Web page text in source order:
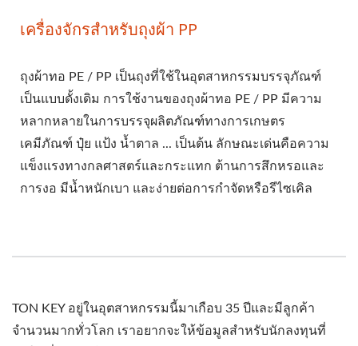
เครื่องจักรสำหรับถุงผ้า PP
ถุงผ้าทอ PE / PP เป็นถุงที่ใช้ในอุตสาหกรรมบรรจุภัณฑ์
เป็นแบบดั้งเดิม การใช้งานของถุงผ้าทอ PE / PP มีความ
หลากหลายในการบรรจุผลิตภัณฑ์ทางการเกษตร
เคมีภัณฑ์ ปุ๋ย แป้ง น้ำตาล ... เป็นต้น ลักษณะเด่นคือความ
แข็งแรงทางกลศาสตร์และกระแทก ต้านการสึกหรอและ
การงอ มีน้ำหนักเบา และง่ายต่อการกำจัดหรือรีไซเคิล
TON KEY อยู่ในอุตสาหกรรมนี้มาเกือบ 35 ปีและมีลูกค้า
จำนวนมากทั่วโลก เราอยากจะให้ข้อมูลสำหรับนักลงทุนที่